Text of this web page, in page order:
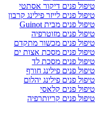
טיפול פנים דיקור אסתטי
טיפול פנים לייזר פילינג קרבון
טיפול פנים מבית Guinot
טיפול פנים מזוטרפיה
טיפול פנים מכשור מתקדם
טיפול פנים מסכת אצות ים
טיפול פנים מסכת לד
טיפול פנים פילינג חורף
טיפול פנים פילינג יהלום
טיפול פנים קלאסי
טיפול פנים קריותרפיה